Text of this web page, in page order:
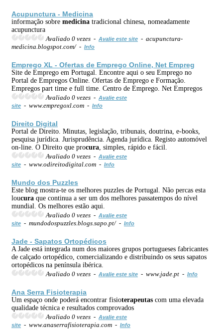
Acupunctura - Medicina
informação sobre medicina tradicional chinesa, nomeadamente
acupunctura
Avaliado 0 vezes - Avalie este site - acupunctura-
medicina.blogspot.com/ - Info
Emprego XL - Ofertas de Emprego Online, Net Empreg
Site de Emprego em Portugal. Encontre aqui o seu Emprego no
Portal de Empregos Online. Ofertas de Emprego e Formação.
Empregos part time e full time. Centro de Emprego. Net Empregos
Avaliado 0 vezes - Avalie este
site - www.empregoxl.com - Info
Direito Digital
Portal de Direito. Minutas, legislação, tribunais, doutrina, e-books,
pesquisa jurídica. Jurisprudência. Agenda jurídica. Registo automóvel
on-line. O Direito que procura , simples, rápido e fácil.
Avaliado 0 vezes - Avalie este
site - www.odireitodigital.com - Info
Mundo dos Puzzles
Este blog mostra-te os melhores puzzles de Portugal. Não percas esta
loucura que continua a ser um dos melhores passatempos do nível
mundial. Os melhores estão aqui.
Avaliado 0 vezes - Avalie este
site - mundodospuzzles.blogs.sapo.pt/ - Info
Jade - Sapatos Ortopédicos
A Jade está integrada num dos maiores grupos portugueses fabricantes
de calçado ortopédico, comercializando e distribuindo os seus sapatos
ortopédicos na península ibérica.
Avaliado 0 vezes - Avalie este site - www.jade.pt - Info
Ana Serra Fisioterapia
Um espaço onde poderá encontrar fisioterapeutas com uma elevada
qualidade técnica e resultados comprovados
Avaliado 0 vezes - Avalie este
site - www.anaserrafisioterapia.com - Info